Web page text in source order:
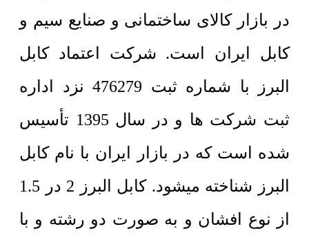
در بازار کالای ساختمانی و صنایع سیم و
کابل ایران است. شرکت اعتماد کابل
البرز با شماره ثبت 476279 نزد اداره
ثبت شرکت ها و در سال 1395 تأسیس
شده است که در بازار ایران با نام کابل
البرز شناخته میشود. کابل البرز 2 در 1.5
از نوع افشان و به صورت دو رشته و با